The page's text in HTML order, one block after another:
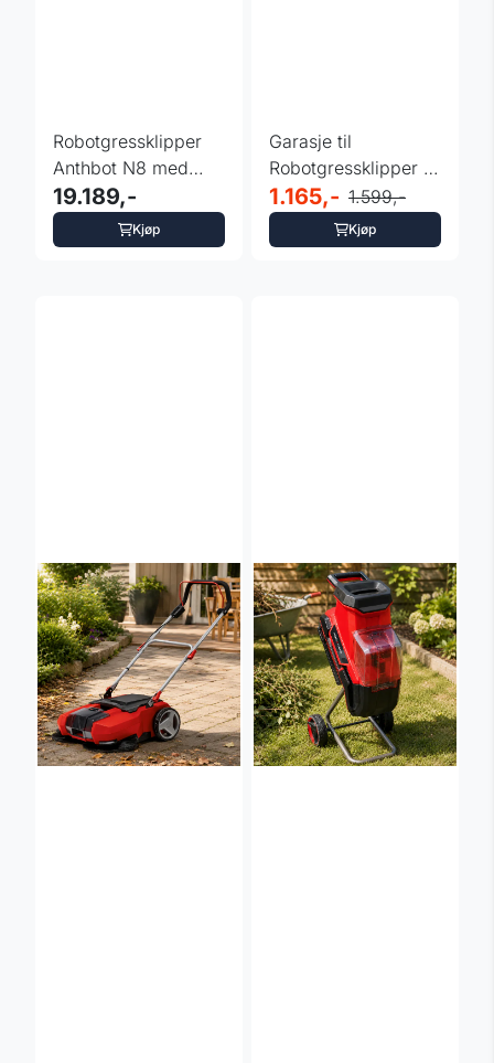
Robotgressklipper
Anthbot N8 med
Oppsamler 1500 m²
19.189,-
Kjøp
Garasje til
Robotgressklipper -
Åpningsbart Tak
1.165,- 1.599,-
Kjøp